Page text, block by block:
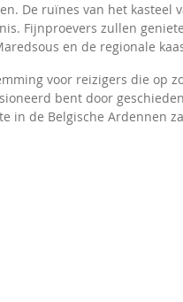
De ruïnes van het kasteel
Fijnproevers zullen
en de regionale
voor reizigers die op
bent door
in de Belgische Ardennen